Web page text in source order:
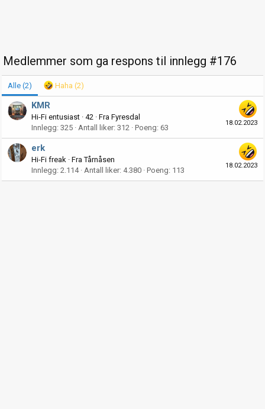
Medlemmer som ga respons til innlegg #176
Alle (2) Haha (2)
18.02.2023
KMR
Hi-Fi entusiast · 42 · Fra Fyresdal
Innlegg 325 Antall liker 312 Poeng 63
18.02.2023
erk
Hi-Fi freak · FraTårnåsen
Innlegg 2.114 Antall liker 4.380 Poeng 113